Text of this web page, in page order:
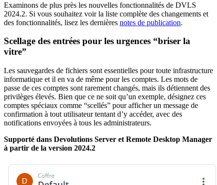
Examinons de plus près les nouvelles fonctionnalités de DVLS
2024.2. Si vous souhaitez voir la liste complète des changements et
des fonctionnalités, lisez les dernières notes de publication.
Scellage des entrées pour les urgences “briser la
vitre”
Les sauvegardes de fichiers sont essentielles pour toute infrastructure
informatique et il en va de même pour les comptes. Les mots de
passe de ces comptes sont rarement changés, mais ils détiennent des
privilèges élevés. Bien que ce ne soit qu’un exemple, désignez ces
comptes spéciaux comme “scellés” pour afficher un message de
confirmation à tout utilisateur tentant d’y accéder, avec des
notifications envoyées à tous les administrateurs.
Supporté dans Devolutions Server et Remote Desktop Manager
à partir de la version 2024.2